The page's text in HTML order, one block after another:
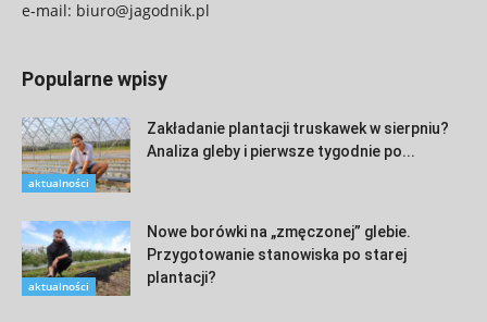
e-mail: biuro@jagodnik.pl
Popularne wpisy
aktualności
Zakładanie plantacji truskawek w sierpniu?
Analiza gleby i pierwsze tygodnie po...
aktualności
Nowe borówki na „zmęczonej” glebie.
Przygotowanie stanowiska po starej
plantacji?